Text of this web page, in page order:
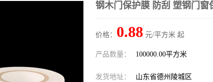
钢木门保护膜 防刮 塑钢门窗
价格： 0.88 元/平方米 起
产品数量： 100000.00平方米
发货地址： 山东省德州陵城区